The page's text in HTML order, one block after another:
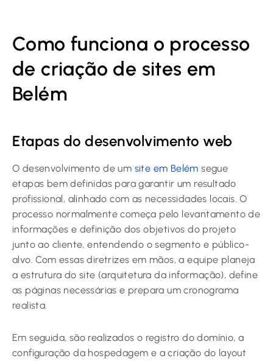
Como funciona o processo
de criação de sites em
Belém
Etapas do desenvolvimento web
O desenvolvimento de um site em Belém segue
etapas bem definidas para garantir um resultado
profissional, alinhado com as necessidades locais. O
processo normalmente começa pelo levantamento de
informações e definição dos objetivos do projeto
junto ao cliente, entendendo o segmento e público-
alvo. Com essas diretrizes em mãos, a equipe planeja
a estrutura do site (arquitetura da informação), define
as páginas necessárias e prepara um cronograma
realista.
Em seguida, são realizados o registro do domínio, a
configuração da hospedagem e a criação do layout